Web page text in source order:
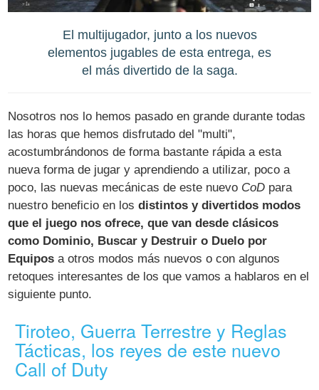
El multijugador, junto a los nuevos
elementos jugables de esta entrega, es
el más divertido de la saga.
Nosotros nos lo hemos pasado en grande durante todas
las horas que hemos disfrutado del "multi",
acostumbrándonos de forma bastante rápida a esta
nueva forma de jugar y aprendiendo a utilizar, poco a
poco, las nuevas mecánicas de este nuevo CoD para
nuestro beneficio en losdistintos y divertidos modos
que el juego nos ofrece, que van desde clásicos
como Dominio, Buscar y Destruir o Duelo por
Equipos a otros modos más nuevos o con algunos
retoques interesantes de los que vamos a hablaros en el
siguiente punto.
Tiroteo, Guerra Terrestre y Reglas
Tácticas, los reyes de este nuevo
Call of Duty